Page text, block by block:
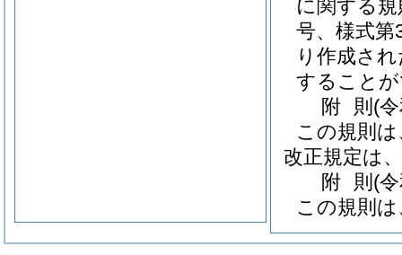
に関する
号、様式
り作成さ
すること
附 則 (
この規則
改正規定は
附 則 (
この規則